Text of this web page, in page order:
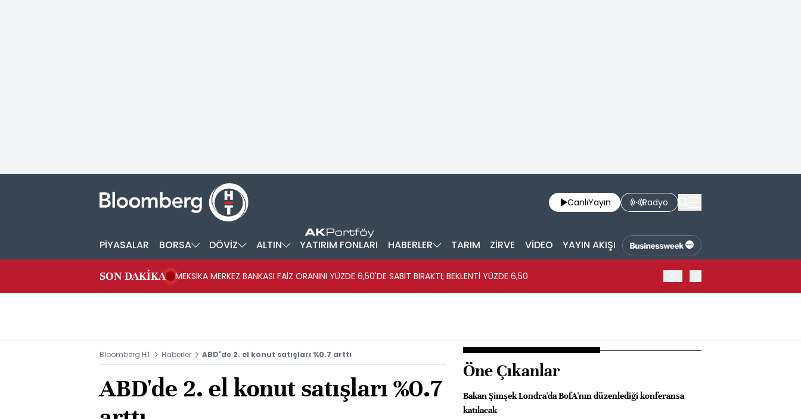
CanlıYayın Radyo
PİYASALAR BORSA DÖVİZ ALTIN YATIRIM FONLARI HABERLER TARIM ZİRVE VİDEO YAYIN AKIŞI
SON DAKİKA MEKSİKA MERKEZ BANKASI FAİZ ORANINI YÜZDE 6,50'DE SABİT BIRAKTI; BEKLENTİ YÜZDE 6,50
Bloomberg HT Haberler ABD'de 2. el konut satışları %0.7 arttı
ABD'de 2. el konut satışları %0.7
Öne Çıkanlar
Bakan Şimşek Londra'da BofA'nın düzenlediği konferansa
katılacak